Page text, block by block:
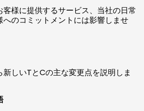
客様に提供するサービス、当社の日常
のコミットメントには影響しませ
しいTとCの主な変更点を説明しま